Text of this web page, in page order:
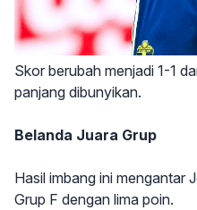
Skor berubah menjadi 1-1
panjang dibunyikan.
Belanda Juara Grup
Hasil imbang ini mengantar
Grup F dengan lima poin.